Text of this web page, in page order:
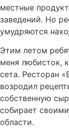
местные
заведений. Но
умудряются
Этим летом
меня любисток,
сета. Ресторан
возродил
собственную
собирает
области.